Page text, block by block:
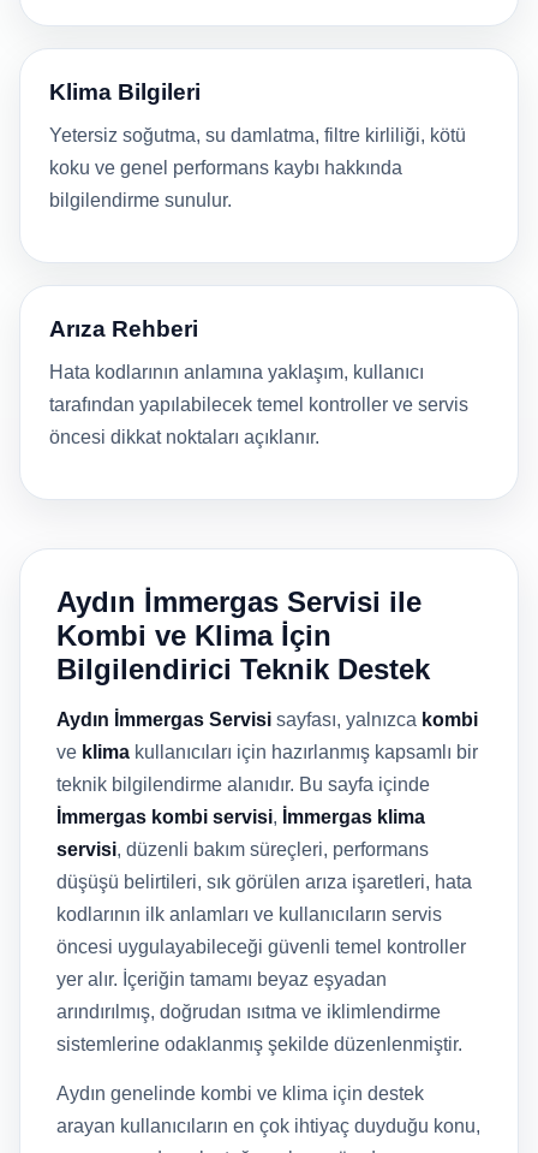
Klima Bilgileri
Yetersiz soğutma, su damlatma, filtre kirliliği, kötü
koku ve genel performans kaybı hakkında
bilgilendirme sunulur.
Arıza Rehberi
Hata kodlarının anlamına yaklaşım, kullanıcı
tarafından yapılabilecek temel kontroller ve servis
öncesi dikkat noktaları açıklanır.
Aydın İmmergas Servisi ile
Kombi ve Klima İçin
Bilgilendirici Teknik Destek
Aydın İmmergas Servisi sayfası, yalnızca kombi
ve klima kullanıcıları için hazırlanmış kapsamlı bir
teknik bilgilendirme alanıdır. Bu sayfa içinde
İmmergas kombi servisi, İmmergas klima
servisi, düzenli bakım süreçleri, performans
düşüşü belirtileri, sık görülen arıza işaretleri, hata
kodlarının ilk anlamları ve kullanıcıların servis
öncesi uygulayabileceği güvenli temel kontroller
yer alır. İçeriğin tamamı beyaz eşyadan
arındırılmış, doğrudan ısıtma ve iklimlendirme
sistemlerine odaklanmış şekilde düzenlenmiştir.
Aydın genelinde kombi ve klima için destek
arayan kullanıcıların en çok ihtiyaç duyduğu konu,